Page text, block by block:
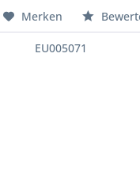
Merken
EU005071